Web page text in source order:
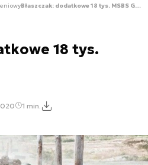
Błaszczak: dodatkowe 18 tys. MSBS GROT
18 tys.
1 min.